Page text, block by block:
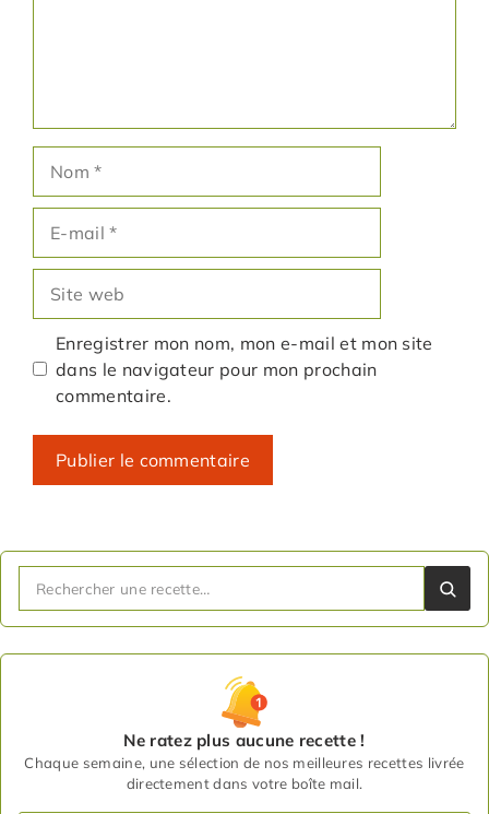
mail
web
Enregistrer mon nom, mon e-mail et mon site
dans le navigateur pour mon prochain
commentaire.
Ne ratez plus aucune recette !
Chaque semaine, une sélection de nos meilleures recettes livrée
directement dans votre boîte mail.